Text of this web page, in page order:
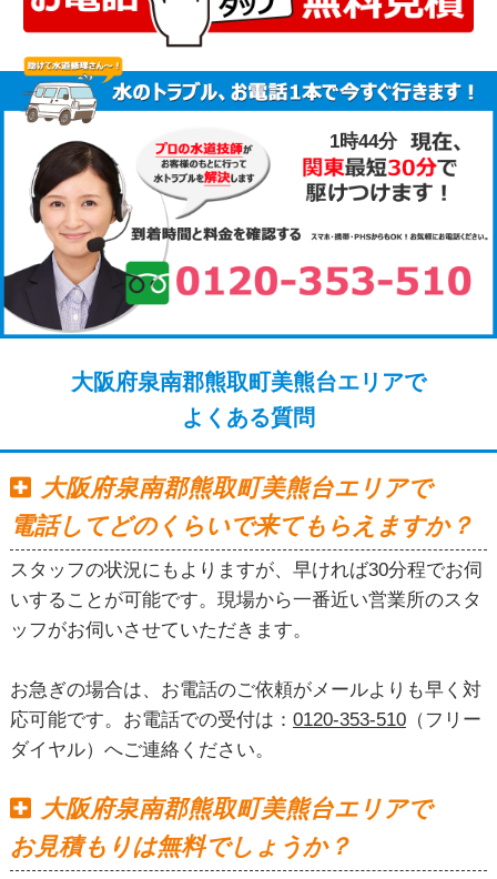
1時44分
大阪府泉南郡熊取町美熊台エリアで
よくある質問
大阪府泉南郡熊取町美熊台エリアで
電話してどのくらいで来てもらえますか？
スタッフの状況にもよりますが、早ければ30分程でお伺
いすることが可能です。現場から一番近い営業所のスタ
ッフがお伺いさせていただきます。
お急ぎの場合は、お電話のご依頼がメールよりも早く対
応可能です。お電話での受付は： 0120-353-510（フリー
ダイヤル）へご連絡ください。
大阪府泉南郡熊取町美熊台エリアで
お見積もりは無料でしょうか？